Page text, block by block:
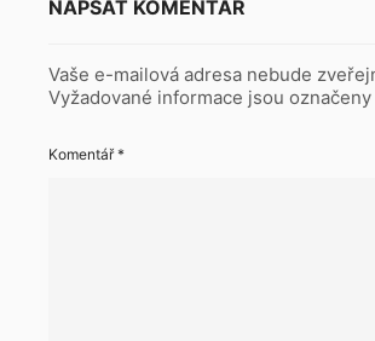
NAPSAT KOMENTÁŘ
Vaše e-mailová adresa nebude
Vyžadované informace jsou označeny
Komentář*